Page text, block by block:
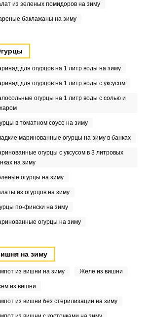
из зеленых помидоров на зиму
баклажаны на зиму
для огурцов на 1 литр воды на зиму
для огурцов на 1 литр воды с уксусом
огурцы на 1 литр воды с солью и
в томатном соусе на зиму
маринованные огурцы на зиму в банках
огурцы с уксусом в 3 литровых
на зиму
огурцы на зиму
из огурцов на зиму
по-фински на зиму
огурцы на зиму
на зиму
из вишни на зиму Желе из вишни
из вишни
из вишни без стерилизации на зиму